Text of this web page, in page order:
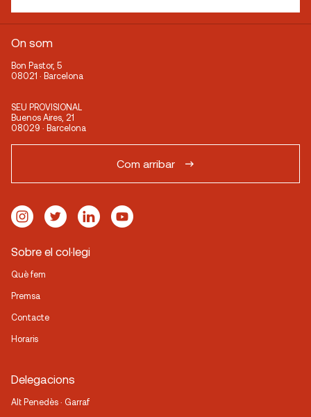
On som
Bon Pastor, 5
08021 · Barcelona
SEU PROVISIONAL
Buenos Aires, 21
08029 · Barcelona
Com arribar
Sobre el col·legi
Què fem
Premsa
Contacte
Horaris
Delegacions
Alt Penedès · Garraf